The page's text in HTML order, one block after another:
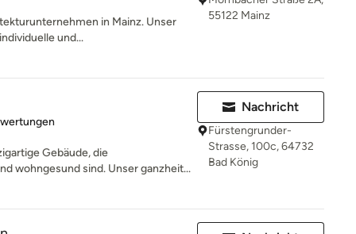
in Mainz. Unser
und...
55122 Mainz
5 von 5 Sternen
Gebäude, die
wohngesund sind. Unser ganzheit...
Nachricht
Fürstengrunder-
Strasse, 100c, 64732
Bad König